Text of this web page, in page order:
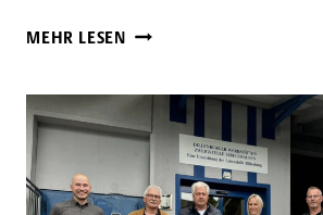
MEHR LESEN STIFTUNG
MUSIKALISCHEM
ABEND